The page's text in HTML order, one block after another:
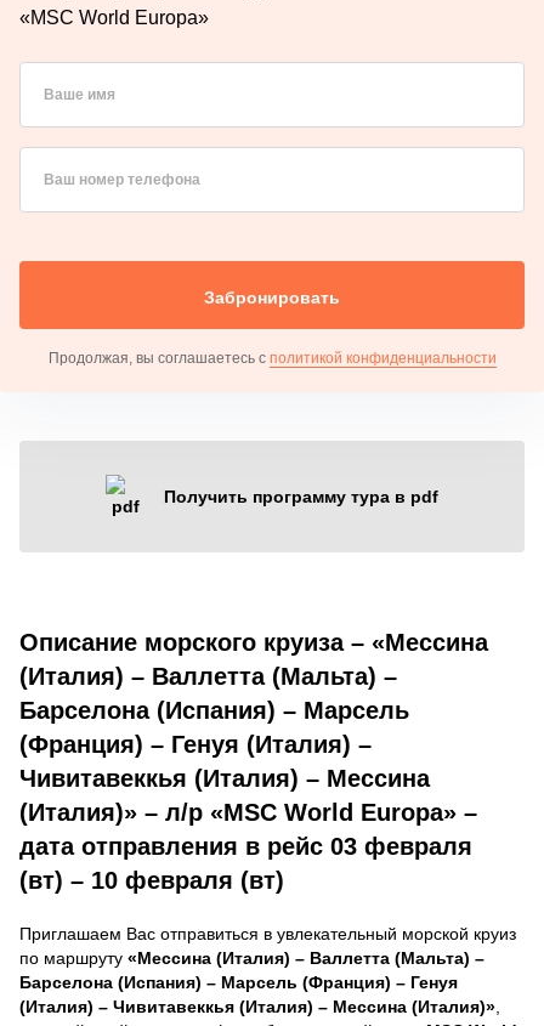
«MSC World Europa»
Ваше имя
Ваш номер телефона
Забронировать
Продолжая, вы соглашаетесь с политикой конфиденциальности
Получить программу тура в pdf
Описание морского круиза – «Мессина
(Италия) – Валлетта (Мальта) –
Барселона (Испания) – Марсель
(Франция) – Генуя (Италия) –
Чивитавеккья (Италия) – Мессина
(Италия)» – л/р «MSC World Europa» –
дата отправления в рейс 03 февраля
(вт) – 10 февраля (вт)
Приглашаем Вас отправиться в увлекательный морской круиз
по маршруту «Мессина (Италия) – Валлетта (Мальта) –
Барселона (Испания) – Марсель (Франция) – Генуя
(Италия) – Чивитавеккья (Италия) – Мессина (Италия)»